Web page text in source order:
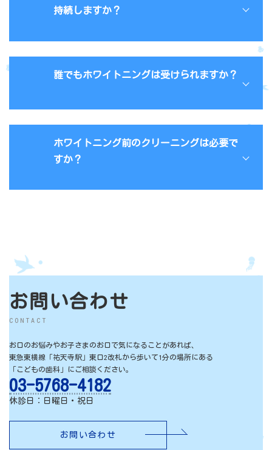
ります。
持続しますか？
残念ながら永久的な持続は困難です。一般的にオ
フィスホワイトニングでは、2週間ほどで2シェー
アップ（追加のホワイトニング）することをおす
すめします。
誰でもホワイトニングは受けられますか？
基本的に20歳以上の方が対象です。
また以下の方はホワイトニングはご遠慮いただい
ています。
方
歯の成長過程でエナメル質や象質が十分に発展で
ずい）に刺激を与える可能性があるため禁忌で
す。
むし歯や中～重度歯周病の歯がある方
症状を悪化させてしまうため、治療を優先させて
いただきます。
ホワイトニング前のクリーニングは必要で
すか？
そのため、これを防ぐ処置として、歯のクリーニ
ング（PMTC）を実施してから、ホワイトニングを
行うことをおすすめします。
お問い合わせ
CONTACT
お口のお悩みやお子さまのお口で気になることがあれば、
東急東横線「祐天寺駅」東口2改札から歩いて1分の場所にある
「こどもの歯科」にご相談ください。
03-5768-4182
休診日：日曜日・祝日
お問い合わせ